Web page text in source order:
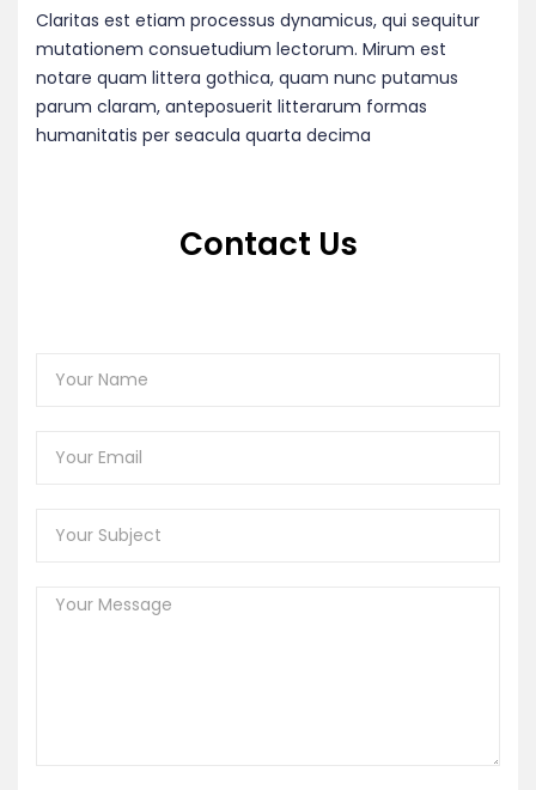
Claritas est etiam processus dynamicus, qui sequitur
mutationem consuetudium lectorum. Mirum est
notare quam littera gothica, quam nunc putamus
parum claram, anteposuerit litterarum formas
humanitatis per seacula quarta decima
Contact Us